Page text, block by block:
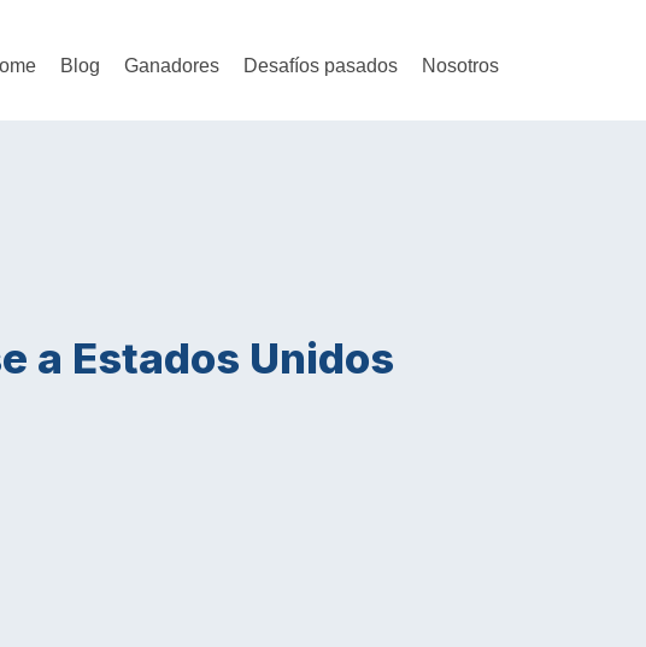
Blog Ganadores Desafíos pasados Nosotros
a Estados Unidos